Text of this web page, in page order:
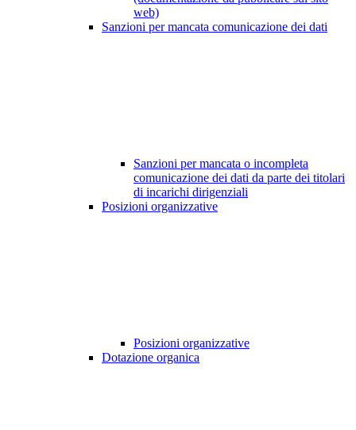
web)
Sanzioni per mancata comunicazione dei dati
Sanzioni per mancata o incompleta
comunicazione dei dati da parte dei titolari
di incarichi dirigenziali
Posizioni organizzative
Posizioni organizzative
Dotazione organica